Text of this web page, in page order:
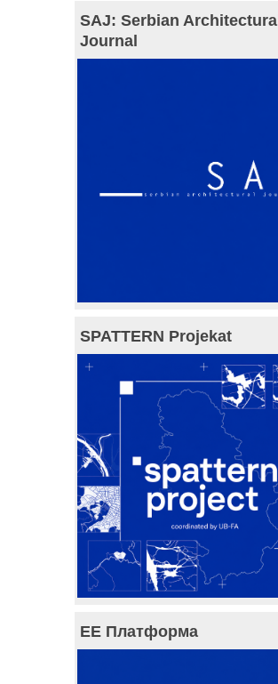
SAJ: Serbian Architectural
Journal
SPATTERN Projekat
ЕЕ Платформа